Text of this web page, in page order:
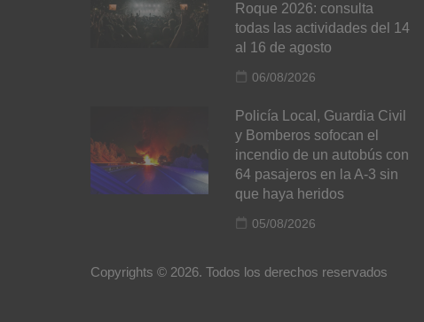
Roque 2026: consulta
todas las actividades del 14
al 16 de agosto
06/08/2026
Policía Local, Guardia Civil
y Bomberos sofocan el
incendio de un autobús con
64 pasajeros en la A-3 sin
que haya heridos
05/08/2026
Copyrights © 2026. Todos los derechos reservados